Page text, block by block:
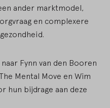
ander marktmodel,
en complexere
Fynn van den Booren
Mental Move en Wim
hun bijdrage aan deze